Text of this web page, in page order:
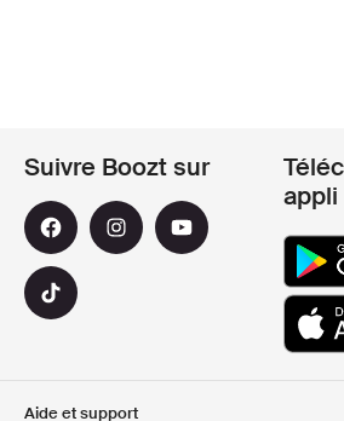
Aide et support
Suivre Boozt sur
appli